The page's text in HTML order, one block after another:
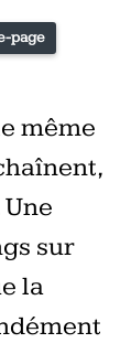
page
même
sur
la